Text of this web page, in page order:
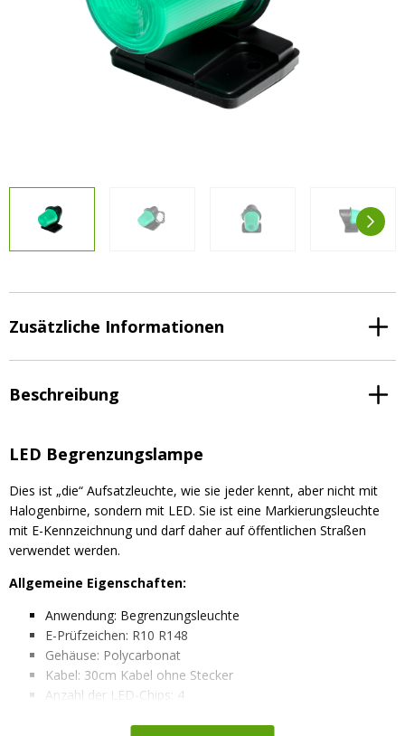
LED Beleuchtungssets
Kostenlose Lichtplanung
Agrarled Blog
Kontakt
+49(0)1520 5391500
Vorteilsverpackungen
LED Beleuchtungssets
Kostenlose Lichtplanung
Zusätzliche Informationen
Beschreibung
LED Begrenzungslampe
Dies ist „die“ Aufsatzleuchte, wie sie jeder kennt, aber nicht mit
Halogenbirne, sondern mit LED. Sie ist eine Markierungsleuchte
mit E-Kennzeichnung und darf daher auf öffentlichen Straßen
verwendet werden.
Allgemeine Eigenschaften:
Anwendung: Begrenzungsleuchte
E-Prüfzeichen: R10 R148
Gehäuse: Polycarbonat
Kabel: 30cm Kabel ohne Stecker
Anzahl der LED-Chips: 4